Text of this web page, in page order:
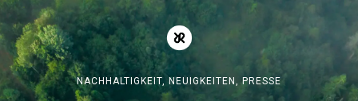
NACHHALTIGKEIT, NEUIGKEITEN,PRESSE